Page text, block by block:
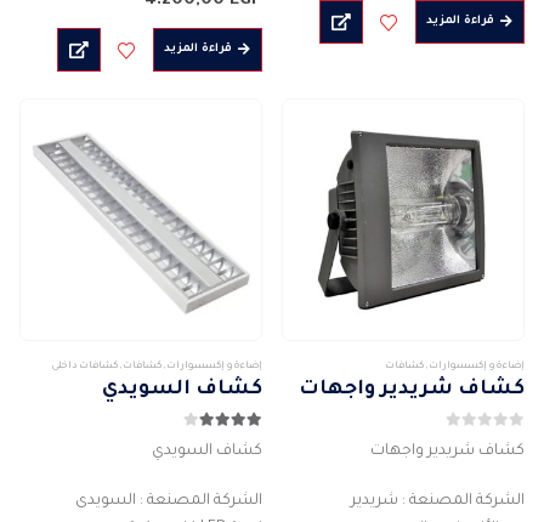
بارد (5700 كلفن)
…
قراءة المزيد
الابعاد : (60* 60)مم
…
قراءة المزيد
إضاءة و إكسسوارات , كشافات
كشاف شريدير واجهات
من 5
كشاف شريدير واجهات
الشركة المصنعة : شريدير
إضاءة و إكسسوارات , كشافات , كشافات داخلى
كشاف السويدي
4.00
كشاف السويدي
الشركة المصنعة : السويدى